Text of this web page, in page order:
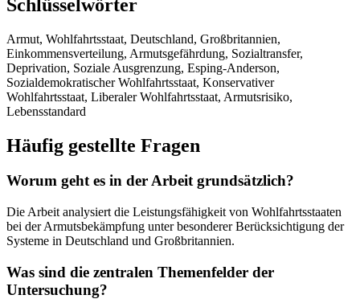
Schlüsselwörter
Armut, Wohlfahrtsstaat, Deutschland, Großbritannien,
Einkommensverteilung, Armutsgefährdung, Sozialtransfer,
Deprivation, Soziale Ausgrenzung, Esping-Anderson,
Sozialdemokratischer Wohlfahrtsstaat, Konservativer
Wohlfahrtsstaat, Liberaler Wohlfahrtsstaat, Armutsrisiko,
Lebensstandard
Häufig gestellte Fragen
Worum geht es in der Arbeit grundsätzlich?
Die Arbeit analysiert die Leistungsfähigkeit von Wohlfahrtsstaaten
bei der Armutsbekämpfung unter besonderer Berücksichtigung der
Systeme in Deutschland und Großbritannien.
Was sind die zentralen Themenfelder der
Untersuchung?